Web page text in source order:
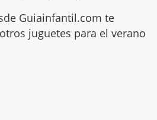
Guiainfantil.com te
juguetes para el verano